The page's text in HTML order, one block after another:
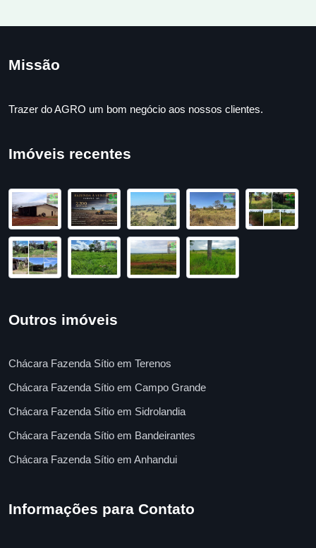
Missão
Trazer do AGRO um bom negócio aos nossos clientes.
Imóveis recentes
Outros imóveis
Chácara Fazenda Sítio em Terenos
Chácara Fazenda Sítio em Campo Grande
Chácara Fazenda Sítio em Sidrolandia
Chácara Fazenda Sítio em Bandeirantes
Chácara Fazenda Sítio em Anhandui
Informações para Contato